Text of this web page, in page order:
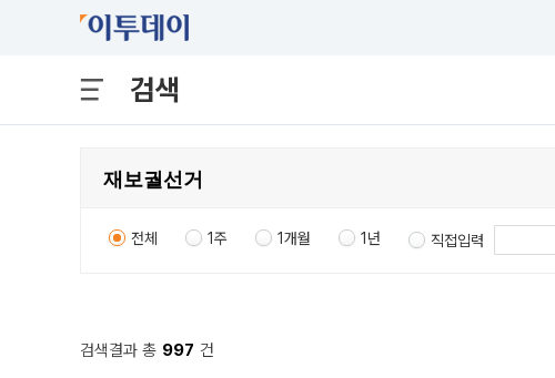
검색
전체 1주 1개월 1년 직접입력
검색결과 총 997 건